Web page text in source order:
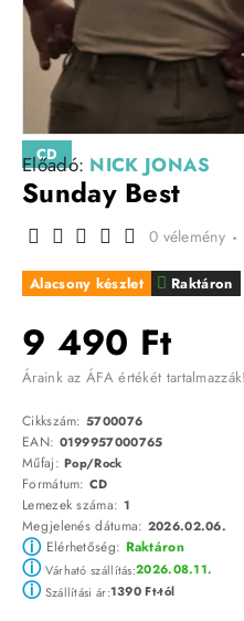
CD
Előadó: NICK JONAS
Sunday Best
Raktáron
Alacsony készlet
0 vélemény -
9 490 Ft
Áraink az ÁFA értékét tartalmazzák!
Cikkszám: 5700076
EAN: 0199957000765
Műfaj:Pop/Rock
Formátum: CD
Lemezek száma: 1
Megjelenés dátuma: 2026.02.06.
ⓘElérhetőség: Raktáron
ⓘVárható szállítás:2026.08.11.
ⓘSzállítási ár:1390 Ft-tól